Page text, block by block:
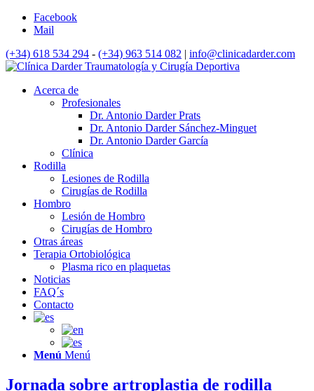
Facebook
Mail
(+34) 618 534 294 - (+34) 963 514 082 | info@clinicadarder.com
Acerca de
Profesionales
Dr. Antonio Darder Prats
Dr. Antonio Darder Sánchez-Minguet
Dr. Antonio Darder García
Clínica
Rodilla
Lesiones de Rodilla
Cirugías de Rodilla
Hombro
Lesión de Hombro
Cirugías de Hombro
Otras áreas
Terapia Ortobiológica
Plasma rico en plaquetas
Noticias
FAQ´s
Contacto
Menú Menú
Jornada sobre artroplastia de rodilla